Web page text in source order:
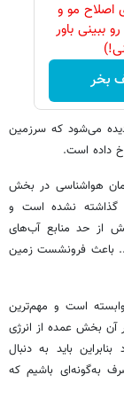
اصلاح مو و
ببینی باور
بخر
دیده می‌شود که سرزمین
داده است.
هواشناسی در بخش
گذاشته نشده است و
از حد منابع آب‌های
باعث فرونشست زمین
است و مهم‌ترین
بخش عمده از انرژی
باید به دنبال
به‌گونه‌ای باشیم که